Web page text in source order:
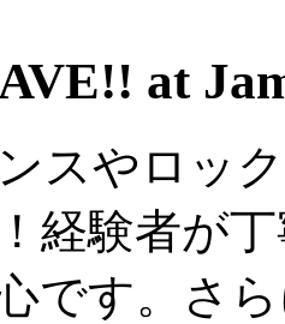
at
スやロッ
経験者が
です。さ